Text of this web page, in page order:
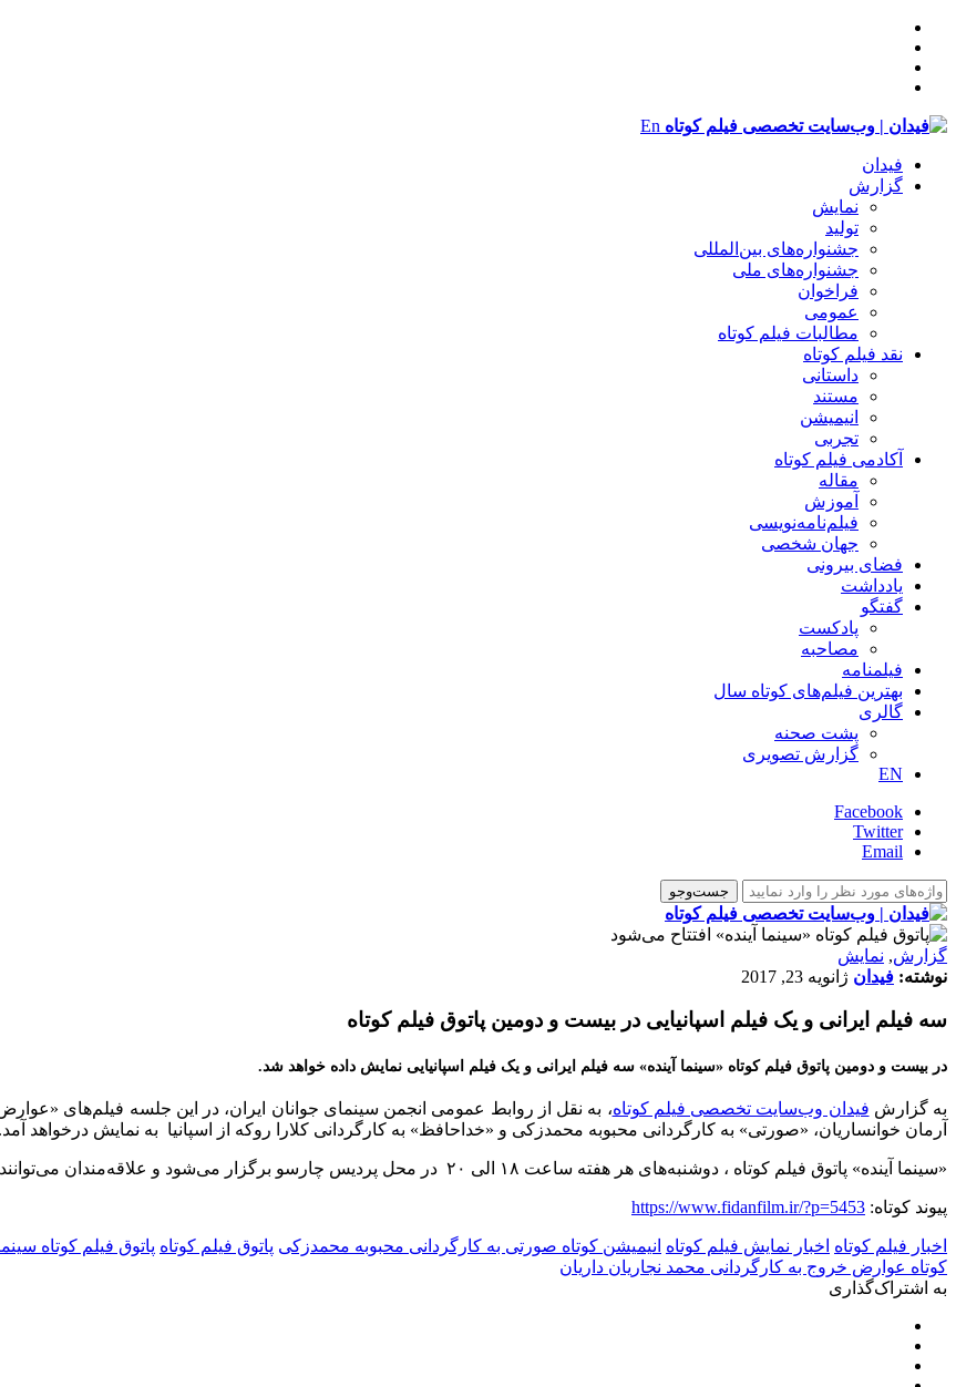
En
فیدان
گزارش
نمایش
تولید
‌‌جشنواره‌های بین‌المللی
جشنواره‌های ملی
فراخوان
عمومی
مطالبات فیلم کوتاه
نقد فیلم کوتاه
داستانی
مستند
انیمیشن
تجربی
آکادمی فیلم کوتاه
مقاله
آموزش
فیلم‌نامه‌نویسی
جهان شخصی
فضای بیرونی
یادداشت
گفتگو
پادکست
مصاحبه
فیلمنامه
بهترین فیلم‌های کوتاه سال
گالری
پشت صحنه
گزارش تصویری
EN
Facebook
Twitter
Email
گزارش, نمایش
نوشته: فیدان ژانویه 23, 2017
سه فیلم ایرانی و یک فیلم اسپانیایی در بیست و دومین پاتوق فیلم کوتاه
در بیست و دومین پاتوق فیلم کوتاه «سینما آینده» سه فیلم ایرانی و یک فیلم اسپانیایی نمایش داده خواهد شد.
به گزارش فیدان وب‌سایت تخصصی فیلم کوتاه، به نقل از روابط عمومی انجمن سینمای جوانان ایران، در این جلسه فیلم‌های
آرمان خوانساریان، «صورتی» به کارگردانی محبوبه محمدزکی و «خداحافظ» به کارگردانی کلارا روکه از اسپانیا به نمایش درخواهد آمد.
«سینما آینده» پاتوق فیلم کوتاه ، دوشنبه‌های هر هفته ساعت ۱۸ الی ۲۰ در محل پردیس چارسو برگزار می‌شود و علاقه‌‎مندان می‌توانند به تماشای جدیدترین فیلم‌های کوتاه ایران و جهان بنشینند.
پیوند کوتاه: https://www.fidanfilm.ir/?p=5453
اخبار فیلم کوتاه اخبار نمایش فیلم کوتاه انیمیشن کوتاه صورتی به کارگردانی محبوبه محمدزکی پاتوق فیلم کوتاه پاتوق فیلم کوتاه
کوتاه عوارض خروج به کارگردانی محمد نجاریان داریان
به اشتراک‌گذاری